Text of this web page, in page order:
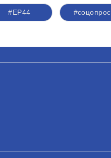
#ЕР44 #соцопрос